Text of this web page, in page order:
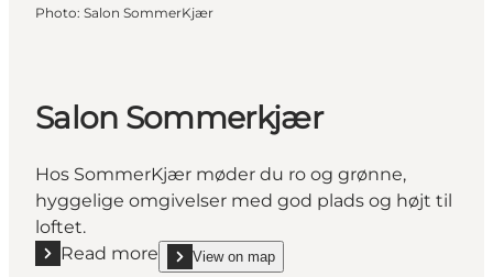
Photo: Salon SommerKjær
Salon Sommerkjær
Hos SommerKjær møder du ro og grønne,
hyggelige omgivelser med god plads og højt til
loftet.
Read more
Read more "Salon Sommerkjær"
View on map
show Salon Sommerkjær on_map